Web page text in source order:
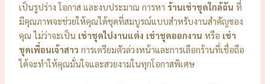
เป็นรูปร่าง โอกาส และงบประมาณ การหา ร้านเช่าชุดใกล้ฉัน ที่
มีคุณภาพจะช่วยให้คุณได้ชุดที่สมบูรณ์แบบสำหรับงานสำคัญของ
คุณ ไม่ว่าจะเป็น เช่าชุดไปงานแต่ง เช่าชุดออกงาน หรือ เช่า
ชุดเพื่อนเจ้าสาว การเตรียมตัวล่วงหน้าและการเลือกร้านที่เชื่อถือ
ได้จะทำให้คุณมั่นใจและสวยงามในทุกโอกาสพิเศษ